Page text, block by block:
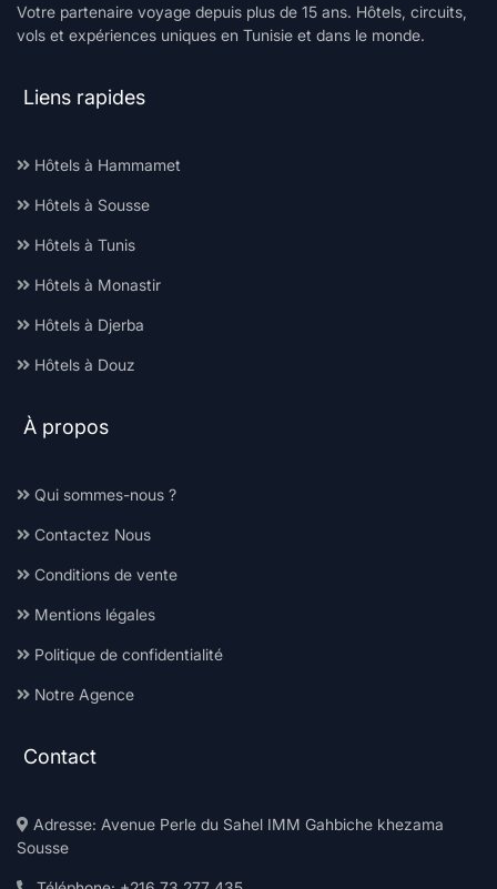
Votre partenaire voyage depuis plus de 15 ans. Hôtels, circuits,
vols et expériences uniques en Tunisie et dans le monde.
Liens rapides
Hôtels à Hammamet
Hôtels à Sousse
Hôtels à Tunis
Hôtels à Monastir
Hôtels à Djerba
Hôtels à Douz
À propos
Qui sommes-nous ?
Contactez Nous
Conditions de vente
Mentions légales
Politique de confidentialité
Notre Agence
Contact
Adresse: Avenue Perle du Sahel IMM Gahbiche khezama
Sousse